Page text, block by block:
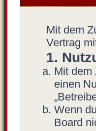
Mit dem
Vertrag
1.
Mit dem
einen
Wenn
Board